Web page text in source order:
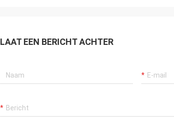
LAAT EEN BERICHT ACHTER